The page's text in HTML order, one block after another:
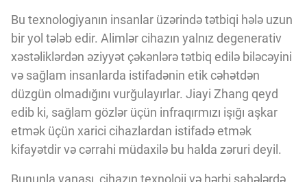
Bu texnologiyanın insanlar üzərində tətbiqi hələ uzun
bir yol tələb edir. Alimlər cihazın yalnız degenerativ
xəstəliklərdən əziyyət çəkənlərə tətbiq edilə biləcəyini
və sağlam insanlarda istifadənin etik cəhətdən
düzgün olmadığını vurğulayırlar. Jiayi Zhang qeyd
edib ki, sağlam gözlər üçün infraqırmızı işığı aşkar
etmək üçün xarici cihazlardan istifadə etmək
kifayətdir və cərrahi müdaxilə bu halda zəruri deyil.
Bununla yanaşı, cihazın texnoloji və hərbi sahələrdə